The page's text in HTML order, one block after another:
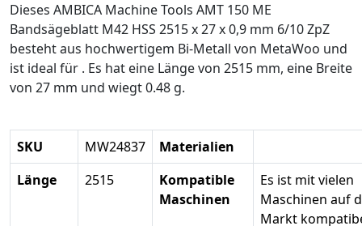
Dieses AMBICA Machine Tools AMT 150 ME
Bandsägeblatt M42 HSS 2515 x 27 x 0,9 mm 6/10 ZpZ
besteht aus hochwertigem Bi-Metall von MetaWoo und
ist ideal für . Es hat eine Länge von 2515 mm, eine Breite
von 27 mm und wiegt 0.48 g.
SKU MW24837
Materialien
Länge
2515
Kompatible
Maschinen
Es ist mit vielen
Maschinen auf
Markt